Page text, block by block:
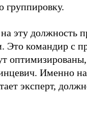
группировку.
эту должность
Это командир с
оптимизированы,
Именно
эксперт,